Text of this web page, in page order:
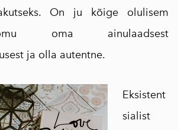
On ju kõige olulisem
oma ainulaadsest
ja olla autentne.
Eksistent
sialist